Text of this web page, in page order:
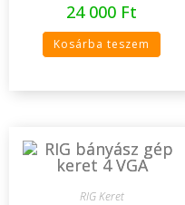
24 000 Ft
Kosárba teszem
RIG Keret